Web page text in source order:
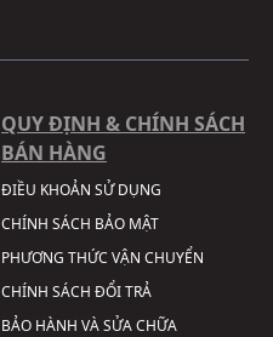
QUY ĐỊNH & CHÍNH SÁCH
BÁN HÀNG
ĐIỀU KHOẢN SỬ DỤNG
CHÍNH SÁCH BẢO MẬT
PHƯƠNG THỨC VẬN CHUYỂN
CHÍNH SÁCH ĐỔI TRẢ
BẢO HÀNH VÀ SỬA CHỮA